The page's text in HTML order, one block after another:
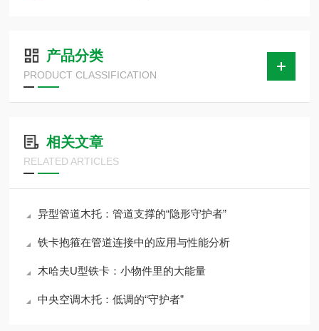
产品分类
PRODUCT CLASSIFICATION
相关文章
RELATED ARTICLES
异型管道木托：管道支撑的“隐形守护者”
铁卡抱箍在管道连接中的应用与性能分析
木哈夫U型铁卡：小物件里的大能量
中央空调木托：低调的“守护者”